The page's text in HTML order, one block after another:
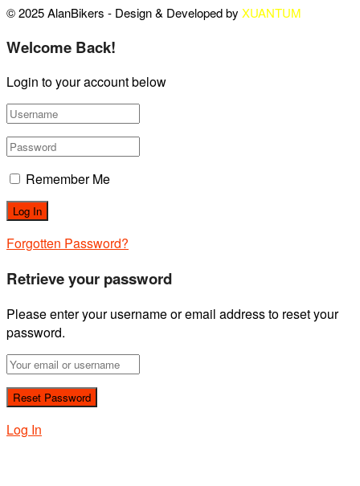
© 2025 AlanBikers - Design & Developed by XUANTUM
Welcome Back!
Login to your account below
Remember Me
Forgotten Password?
Retrieve your password
Please enter your username or email address to reset your
password.
Log In